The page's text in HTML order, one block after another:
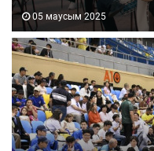
05 маусым 2025